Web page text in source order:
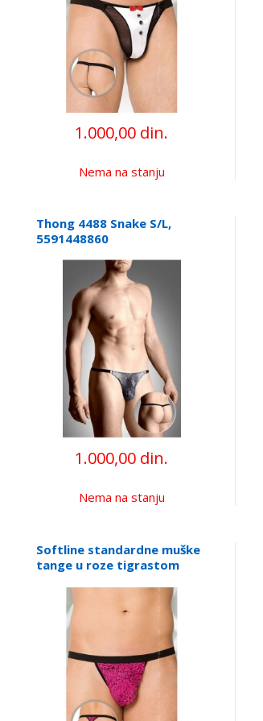
1.000,00 din.
Nema na stanju
Thong 4488 Snake S/L,
5591448860
1.000,00 din.
Nema na stanju
Softline standardne muške
tange u roze tigrastom